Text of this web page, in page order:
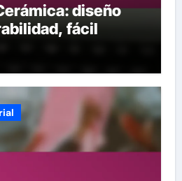
diseño
fácil